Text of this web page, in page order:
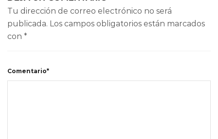
Tu dirección de correo electrónico no será
publicada. Los campos obligatorios están marcados
con *
Comentario*